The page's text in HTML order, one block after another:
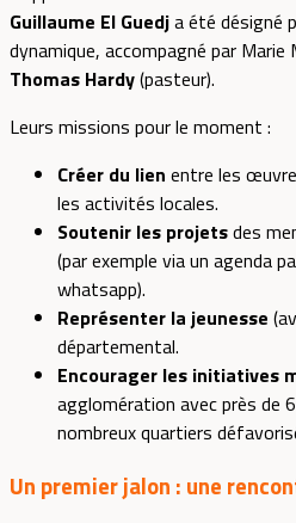
Guillaume El Guedja été désigné
dynamique, accompagné par Marie
Thomas Hardy(pasteur).
Leurs missions pour le moment :
Créer du lien entre les
les activités locales.
Soutenir les projetsdes
(par exemple via un agenda
whatsapp).
Représenter la jeunesse
départemental.
Encourager les initiatives
agglomération avec près de
nombreux quartiers
Un premier jalon : une